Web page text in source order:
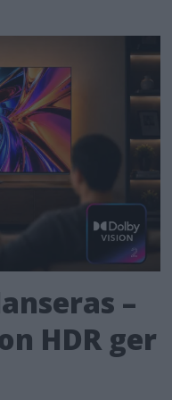
–
HDR ger